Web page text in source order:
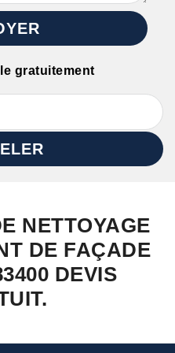
gratuitement
NETTOYAGE
DE FAÇADE
DEVIS